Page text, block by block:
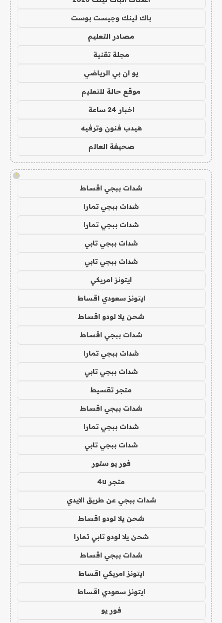
باك لينك وجيست بوست
مصادر التعليم
مجلة تقنية
يو ان بي الرياضي
موقع حالة للتعليم
اخبار 24 ساعة
هيدب فنون وترفيه
صحيفة العالم
!
شدات ببجي اقساط
شدات ببجي تمارا
شدات ببجي تمارا
شدات ببجي تابي
شدات ببجي تابي
ايتونز امريكي
ايتونز سعودي اقساط
شحن يلا لودو اقساط
شدات ببجي اقساط
شدات ببجي تمارا
شدات ببجي تابي
متجر تقسيط
شدات ببجي اقساط
شدات ببجي تمارا
شدات ببجي تابي
فور يو ستور
متجر 4u
شدات ببجي عن طريق الايدي
شحن يلا لودو اقساط
شحن يلا لودو تابي تمارا
شدات ببجي اقساط
ايتونز امريكي اقساط
ايتونز سعودي اقساط
فور يو